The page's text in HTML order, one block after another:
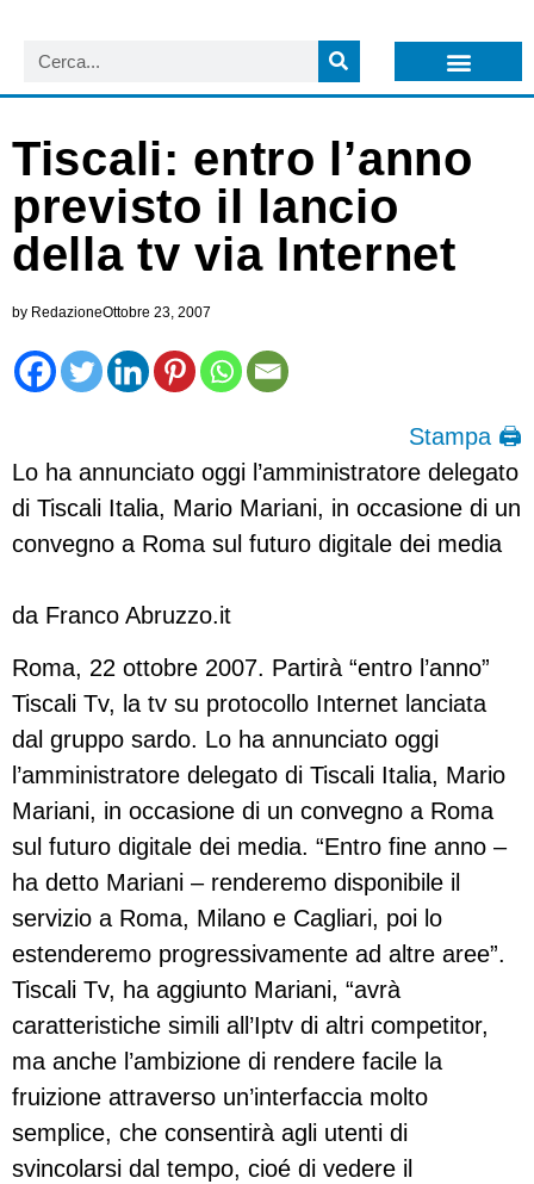
Tiscali: entro l’anno
previsto il lancio
della tv via Internet
by RedazioneOttobre 23, 2007
Stampa 🖨
Lo ha annunciato oggi l’amministratore delegato
di Tiscali Italia, Mario Mariani, in occasione di un
convegno a Roma sul futuro digitale dei media
da Franco Abruzzo.it
Roma, 22 ottobre 2007. Partirà “entro l’anno”
Tiscali Tv, la tv su protocollo Internet lanciata
dal gruppo sardo. Lo ha annunciato oggi
l’amministratore delegato di Tiscali Italia, Mario
Mariani, in occasione di un convegno a Roma
sul futuro digitale dei media. “Entro fine anno –
ha detto Mariani – renderemo disponibile il
servizio a Roma, Milano e Cagliari, poi lo
estenderemo progressivamente ad altre aree”.
Tiscali Tv, ha aggiunto Mariani, “avrà
caratteristiche simili all’Iptv di altri competitor,
ma anche l’ambizione di rendere facile la
fruizione attraverso un’interfaccia molto
semplice, che consentirà agli utenti di
svincolarsi dal tempo, cioé di vedere il